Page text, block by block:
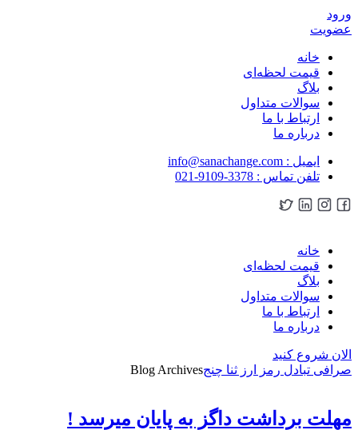
ورود
عضویت
خانه
قیمت لحظه‌ای
بلاگ
سوالات متداول
ارتباط با ما
درباره ما
ایمیل : info@sanachange.com
تلفن تماس : 3378-9109-021
خانه
قیمت لحظه‌ای
بلاگ
سوالات متداول
ارتباط با ما
درباره ما
الان شروع کنید
صرافی تبادل رمز ارز ثنا چنجBlog Archives
مهلت برداشت داگز به پایان میرسد !